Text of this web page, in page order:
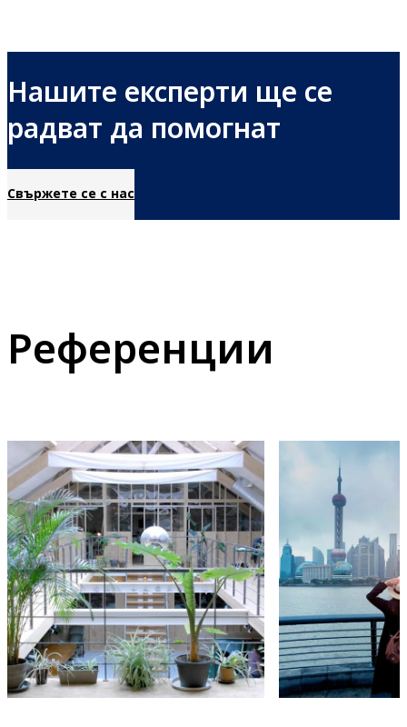
Нашите експерти ще се
радват да помогнат
Свържете се с нас
Референции